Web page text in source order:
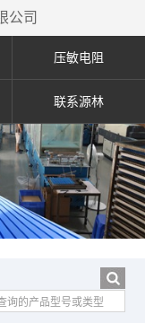
公司
压敏电阻
联系源林